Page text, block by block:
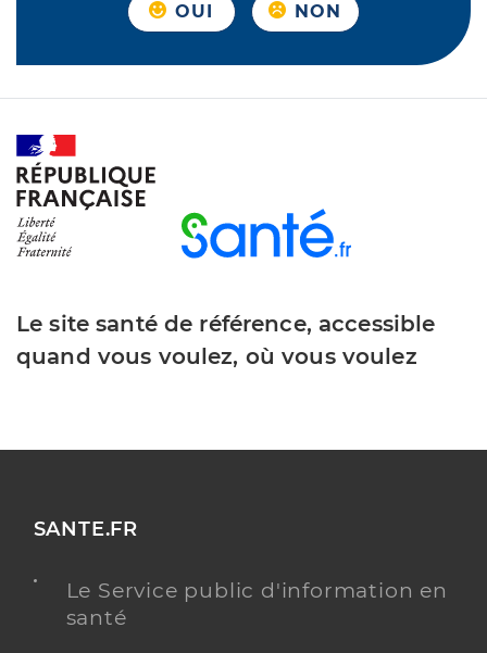
OUI NON
Le site santé de référence, accessible
quand vous voulez, où vous voulez
SANTE.FR
Le Service public d'information en
santé